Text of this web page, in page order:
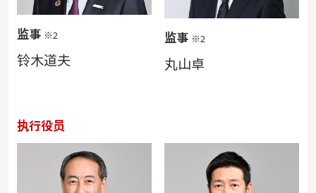
监事 ※2
铃木道夫
监事 ※2
丸山卓
执行役员